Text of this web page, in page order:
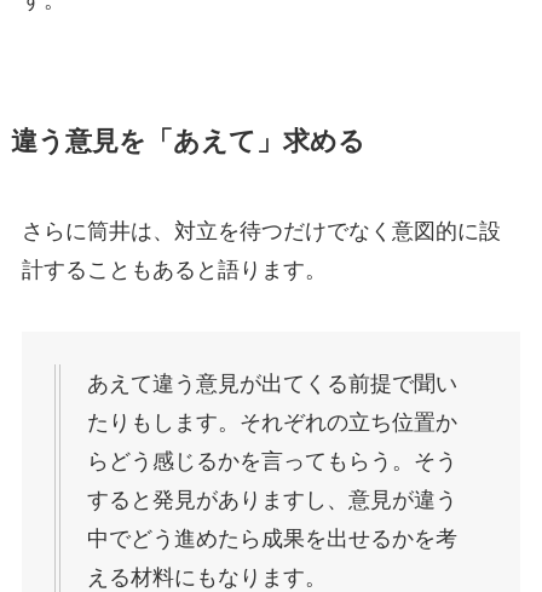
違う意見を「あえて」求める
さらに筒井は、対立を待つだけでなく意図的に設
計することもあると語ります。
あえて違う意見が出てくる前提で聞い
たりもします。それぞれの立ち位置か
らどう感じるかを言ってもらう。そう
すると発見がありますし、意見が違う
中でどう進めたら成果を出せるかを考
える材料にもなります。